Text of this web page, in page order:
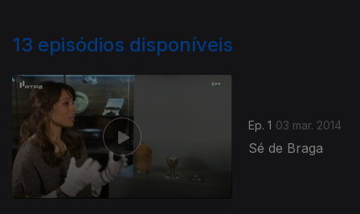
13 episódios disponíveis
Ep. 1 03 mar. 2014
Sé de Braga